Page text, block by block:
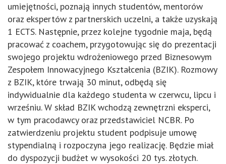
umiejętności, poznają innych studentów, mentorów
oraz ekspertów z partnerskich uczelni, a także uzyskają
1 ECTS. Następnie, przez kolejne tygodnie maja, będą
pracować z coachem, przygotowując się do prezentacji
swojego projektu wdrożeniowego przed Biznesowym
Zespołem Innowacyjnego Kształcenia (BZIK). Rozmowy
z BZIK, które trwają 30 minut, odbędą się
indywidualnie dla każdego studenta w czerwcu, lipcu i
wrześniu. W skład BZIK wchodzą zewnętrzni eksperci,
w tym pracodawcy oraz przedstawiciel NCBR. Po
zatwierdzeniu projektu student podpisuje umowę
stypendialną i rozpoczyna jego realizację. Będzie miał
do dyspozycji budżet w wysokości 20 tys. złotych.